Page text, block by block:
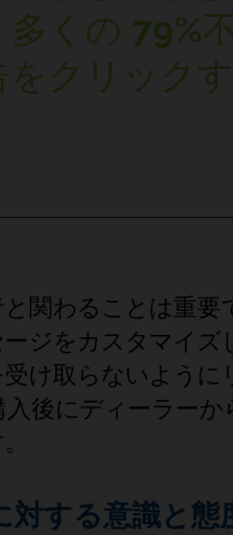
多くの 79%
をクリック
関わることは重要
ジをカスタマイ
け取らないよう
入後にディーラー
する意識と態